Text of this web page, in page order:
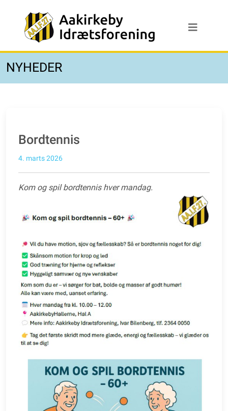
NYHEDER
Bordtennis
4. marts 2026
Kom og spil bordtennis hver mandag.